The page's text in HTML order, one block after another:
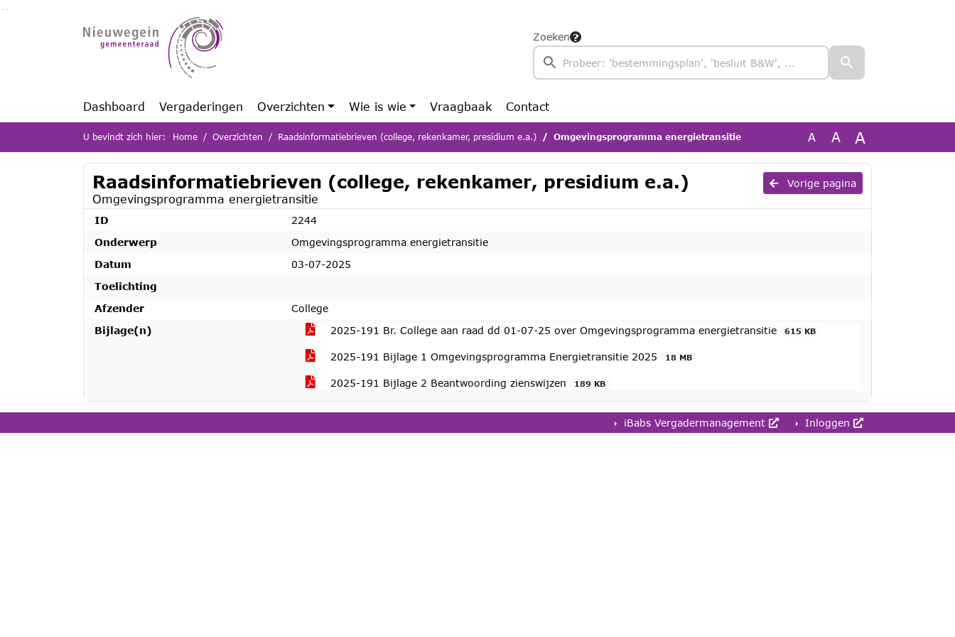
Ga naar de inhoud van deze pagina
Zoeken
Dashboard Vergaderingen Overzichten Wie is wie Vraagbaak Contact
U bevindt zich hier: Home Overzichten Raadsinformatiebrieven (college, rekenkamer, presidium e.a.) Omgevingsprogramma energietransitie A A A
Vorige pagina
Raadsinformatiebrieven (college, rekenkamer, presidium e.a.)
Omgevingsprogramma energietransitie
ID
2244
Onderwerp
Omgevingsprogramma energietransitie
Datum
03-07-2025
Toelichting
Afzender
College
Bijlage(n)
2025-191 Br. College aan raad dd 01-07-25 over Omgevingsprogramma energietransitie 615 KB
2025-191 Bijlage 1 Omgevingsprogramma Energietransitie 2025 18 MB
2025-191 Bijlage 2 Beantwoording zienswijzen 189 KB
iBabs Vergadermanagement Inloggen